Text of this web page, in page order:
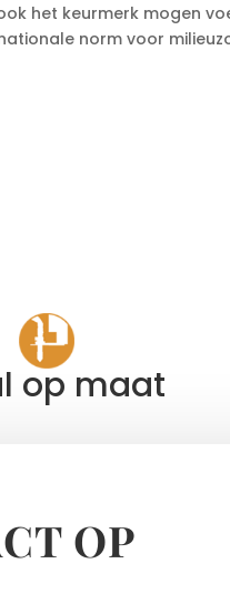
het keurmerk mogen
norm voor
op maat
OP